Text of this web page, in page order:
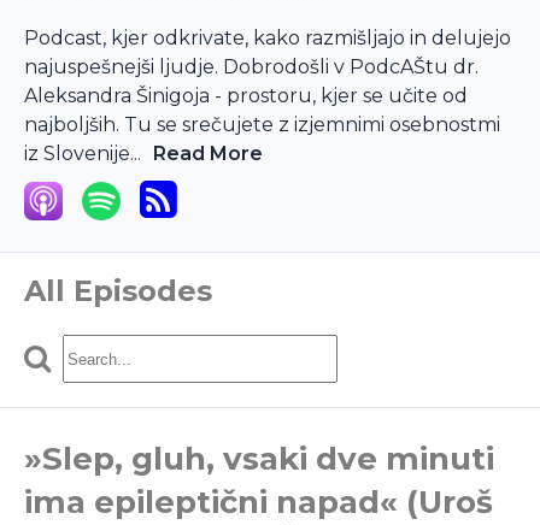
Podcast, kjer odkrivate, kako razmišljajo in delujejo
najuspešnejši ljudje. Dobrodošli v PodcAŠtu dr.
Aleksandra Šinigoja - prostoru, kjer se učite od
najboljših. Tu se srečujete z izjemnimi osebnostmi
iz Slovenije...
Read More
All Episodes
Search
»Slep, gluh, vsaki dve minuti
ima epileptični napad« (Uroš